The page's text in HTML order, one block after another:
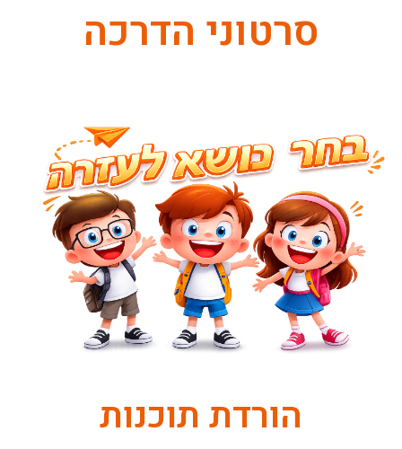
הורדת תוכנות
סרטוני הדרכה